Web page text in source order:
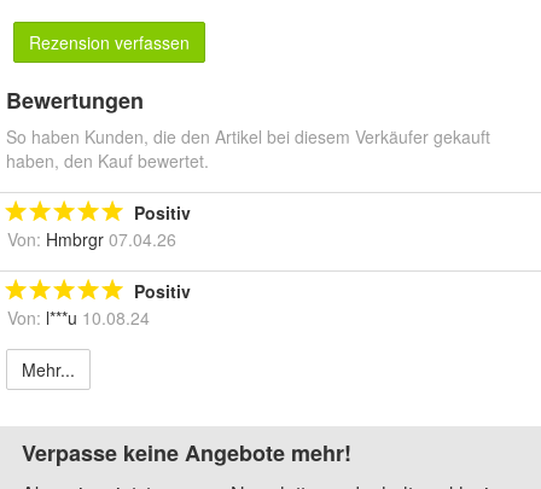
Rezension verfassen
Bewertungen
So haben Kunden, die den Artikel bei diesem Verkäufer gekauft
haben, den Kauf bewertet.
Positiv
Von: Hmbrgr 07.04.26
Positiv
Von: l***u 10.08.24
Mehr...
Verpasse keine Angebote mehr!